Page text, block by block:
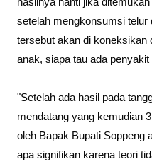
setelah mengkonsumsi telur
tersebut akan di koneksikan
anak, siapa tau ada
"Setelah ada hasil pada
mendatang yang kemudian
oleh Bapak Bupati Soppeng
apa signifikan karena teori